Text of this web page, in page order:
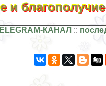
и
КАНАЛ ::